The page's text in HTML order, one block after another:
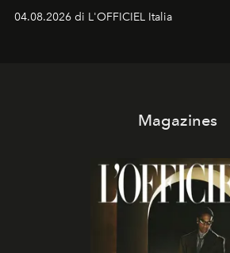
colonna sonora della stagione.
04.08.2026 di L'OFFICIEL Italia
Magazines